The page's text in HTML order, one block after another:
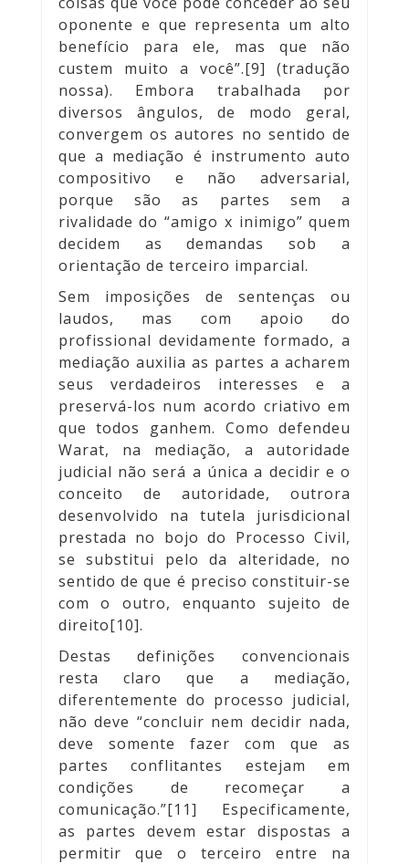
oponente e que representa um alto
benefício para ele, mas que não
custem muito a você”.[9] (tradução
nossa). Embora trabalhada por
diversos ângulos, de modo geral,
convergem os autores no sentido de
que a mediação é instrumento auto
compositivo e não adversarial,
porque são as partes sem a
rivalidade do “amigo x inimigo” quem
decidem as demandas sob a
orientação de terceiro imparcial.
Sem imposições de sentenças ou
laudos, mas com apoio do
profissional devidamente formado, a
mediação auxilia as partes a acharem
seus verdadeiros interesses e a
preservá-los num acordo criativo em
que todos ganhem. Como defendeu
Warat, na mediação, a autoridade
judicial não será a única a decidir e o
conceito de autoridade, outrora
desenvolvido na tutela jurisdicional
prestada no bojo do Processo Civil,
se substitui pelo da alteridade, no
sentido de que é preciso constituir-se
com o outro, enquanto sujeito de
direito[10].
Destas definições convencionais
resta claro que a mediação,
diferentemente do processo judicial,
não deve “concluir nem decidir nada,
deve somente fazer com que as
partes conflitantes estejam em
condições de recomeçar a
comunicação.”[11] Especificamente,
as partes devem estar dispostas a
permitir que o terceiro entre na